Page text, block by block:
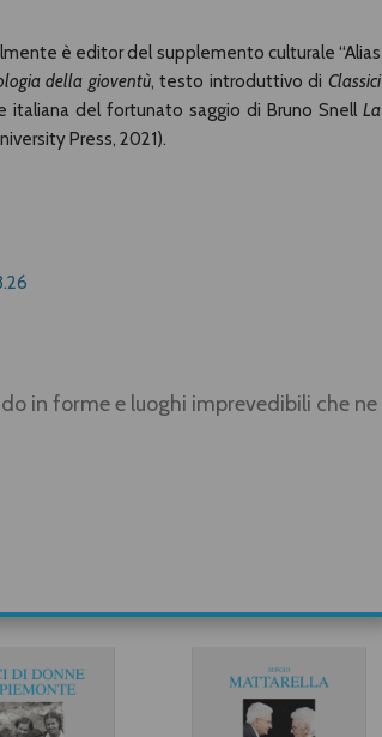
è editor del supplemento culturale “Alias
della gioventù, testo introduttivo di Classici
del fortunato saggio di Bruno Snell La
Press, 2021).
in forme e luoghi imprevedibili che ne